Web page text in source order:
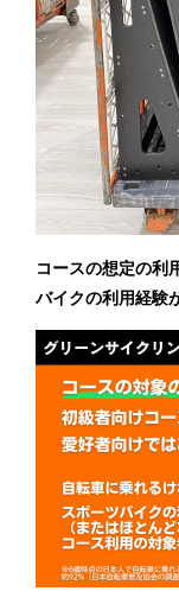
コースの想定の利
バイクの利用経験